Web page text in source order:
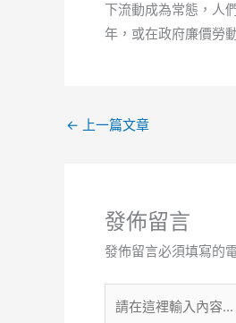
下流動成為常態，人
年，或在政府廉價勞
← 上一篇文章
發佈留言
發佈留言必須填寫的
在